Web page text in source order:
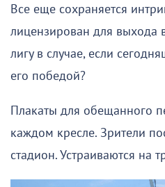
Все еще сохраняется
лицензирован для выхода
лигу в случае, если
его победой?
Плакаты для обещанного
каждом кресле. Зрители
стадион. Устраиваются на